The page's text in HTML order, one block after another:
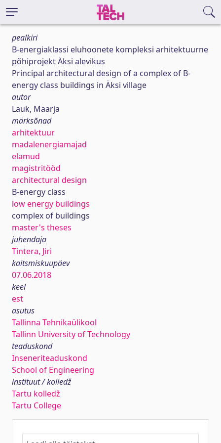
pealkiri
B-energiaklassi eluhoonete kompleksi arhitektuurne
põhiprojekt Äksi alevikus
Principal architectural design of a complex of B-
energy class buildings in Äksi village
autor
Lauk, Maarja
märksõnad
arhitektuur
madalenergiamajad
elamud
magistritööd
architectural design
B-energy class
low energy buildings
complex of buildings
master's theses
juhendaja
Tintera, Jiri
kaitsmiskuupäev
07.06.2018
keel
est
asutus
Tallinna Tehnikaülikool
Tallinn University of Technology
teaduskond
Inseneriteaduskond
School of Engineering
instituut / kolledž
Tartu kolledž
Tartu College